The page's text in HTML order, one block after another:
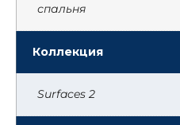
спальня
Коллекция
Surfaces 2